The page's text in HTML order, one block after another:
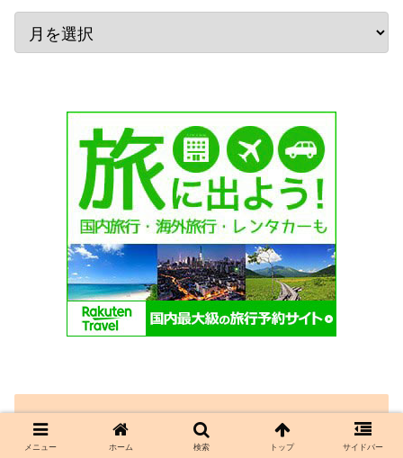
検索
メニュー ホーム 検索 トップ サイドバー